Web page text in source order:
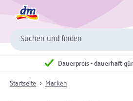
Suchen und finden
Dauerpreis - dauerhaft
Startseite Marken